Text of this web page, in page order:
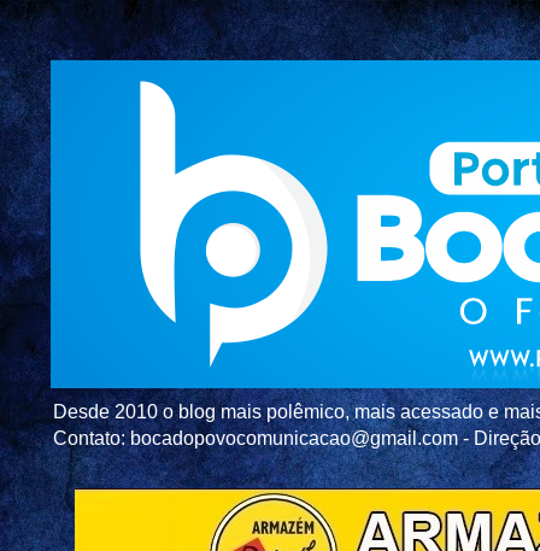
Desde 2010 o blog mais polêmico, mais acessado e
Contato: bocadopovocomunicacao@gmail.com -